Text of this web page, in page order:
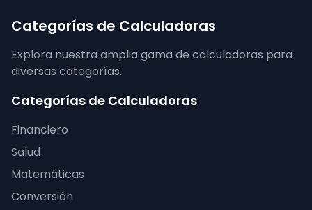
Categorías de Calculadoras
Explora nuestra amplia gama de calculadoras para
diversas categorías.
Categorías de Calculadoras
Financiero
Salud
Matemáticas
Conversión